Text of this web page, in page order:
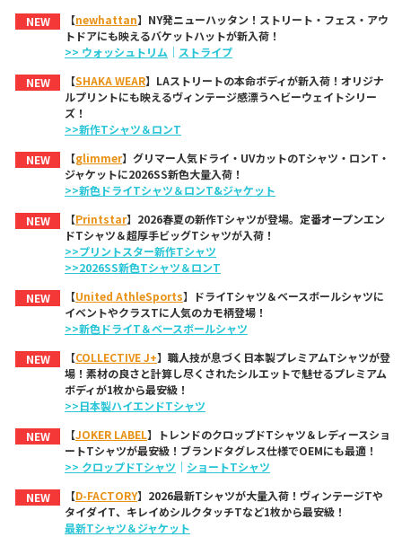
NEW
【newhattan】NY発ニューハッタン！ストリート・フェス・アウ
トドアにも映えるバケットハットが新入荷！
>> ウォッシュトリム ｜ ストライプ
NEW
【SHAKA WEAR】LAストリートの本命ボディが新入荷！オリジナ
ルプリントにも映えるヴィンテージ感漂うヘビーウェイトシリー
ズ！
>>新作Tシャツ＆ロンT
NEW
【glimmer】グリマー人気ドライ・UVカットのTシャツ・ロンT・
ジャケットに2026SS新色大量入荷！
>>新色ドライTシャツ＆ロンT&ジャケット
NEW
【Printstar】2026春夏の新作Tシャツが登場。定番オープンエン
ドTシャツ＆超厚手ビッグTシャツが入荷！
>>プリントスター新作Tシャツ
>>2026SS新色Tシャツ＆ロンT
NEW
【United AthleSports】ドライTシャツ＆ベースボールシャツに
イベントやクラスTに人気のカモ柄登場！
>>新色ドライT＆ベースボールシャツ
NEW
【COLLECTIVE J+】職人技が息づく日本製プレミアムTシャツが登
場！素材の良さと計算し尽くされたシルエットで魅せるプレミアム
ボディが1枚から最安級！
>>日本製ハイエンドTシャツ
NEW
【JOKER LABEL】トレンドのクロップドTシャツ＆レディースショ
ートTシャツが最安級！ブランドタグレス仕様でOEMにも最適！
>> クロップドTシャツ ｜ ショートTシャツ
NEW
【D-FACTORY】2026最新Tシャツが大量入荷！ヴィンテージTや
タイダイT、キレイめシルクタッチTなど1枚から最安級！
最新Tシャツ＆ジャケット